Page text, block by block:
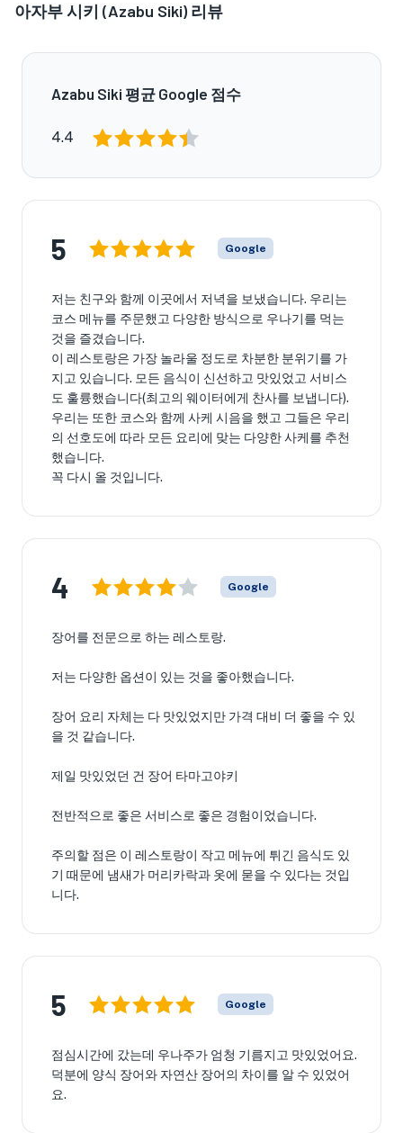
아자부 시키 (Azabu Siki) 리뷰
Azabu Siki 평균 Google 점수
4.4
5 Google
저는 친구와 함께 이곳에서 저녁을 보냈습니다. 우리는
코스 메뉴를 주문했고 다양한 방식으로 우나기를 먹는
것을 즐겼습니다.
이 레스토랑은 가장 놀라울 정도로 차분한 분위기를 가
지고 있습니다. 모든 음식이 신선하고 맛있었고 서비스
도 훌륭했습니다(최고의 웨이터에게 찬사를 보냅니다).
우리는 또한 코스와 함께 사케 시음을 했고 그들은 우리
의 선호도에 따라 모든 요리에 맞는 다양한 사케를 추천
했습니다.
꼭 다시 올 것입니다.
4 Google
장어를 전문으로 하는 레스토랑.
저는 다양한 옵션이 있는 것을 좋아했습니다.
장어 요리 자체는 다 맛있었지만 가격 대비 더 좋을 수 있
을 것 같습니다.
제일 맛있었던 건 장어 타마고야키
전반적으로 좋은 서비스로 좋은 경험이었습니다.
주의할 점은 이 레스토랑이 작고 메뉴에 튀긴 음식도 있
기 때문에 냄새가 머리카락과 옷에 묻을 수 있다는 것입
니다.
5 Google
점심시간에 갔는데 우나주가 엄청 기름지고 맛있었어요.
덕분에 양식 장어와 자연산 장어의 차이를 알 수 있었어
요.